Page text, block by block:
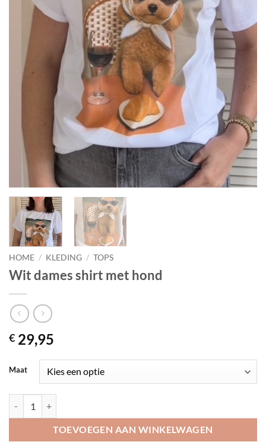
HOME / KLEDING / TOPS
Wit dames shirt met hond
€ 29,95
Maat
TOEVOEGEN AAN WINKELWAGEN